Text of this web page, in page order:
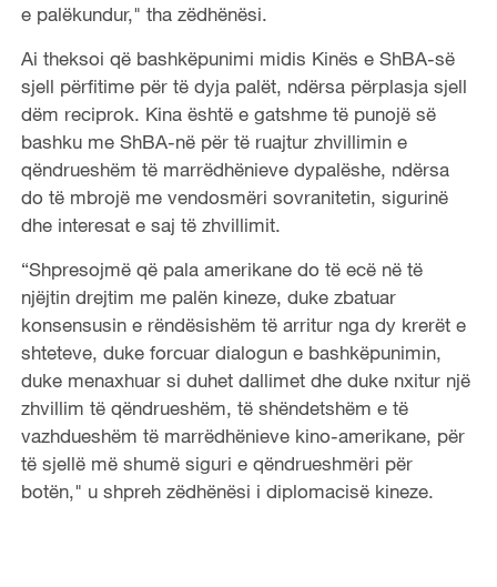
e palëkundur," tha zëdhënësi.
Ai theksoi që bashkëpunimi midis Kinës e ShBA-së
sjell përfitime për të dyja palët, ndërsa përplasja sjell
dëm reciprok. Kina është e gatshme të punojë së
bashku me ShBA-në për të ruajtur zhvillimin e
qëndrueshëm të marrëdhënieve dypalëshe, ndërsa
do të mbrojë me vendosmëri sovranitetin, sigurinë
dhe interesat e saj të zhvillimit.
“Shpresojmë që pala amerikane do të ecë në të
njëjtin drejtim me palën kineze, duke zbatuar
konsensusin e rëndësishëm të arritur nga dy krerët e
shteteve, duke forcuar dialogun e bashkëpunimin,
duke menaxhuar si duhet dallimet dhe duke nxitur një
zhvillim të qëndrueshëm, të shëndetshëm e të
vazhdueshëm të marrëdhënieve kino-amerikane, për
të sjellë më shumë siguri e qëndrueshmëri për
botën," u shpreh zëdhënësi i diplomacisë kineze.